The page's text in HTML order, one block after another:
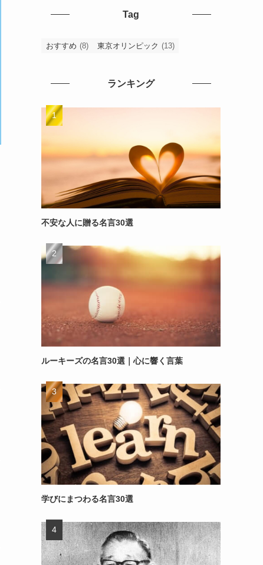
Tag
おすすめ (8) 東京オリンピック (13)
ランキング
不安な人に贈る名言30選
ルーキーズの名言30選｜心に響く言葉
学びにまつわる名言30選